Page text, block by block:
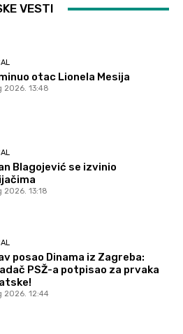
VESTI
otac Lionela Mesija
2026. 13:48
Blagojević se izvinio
2026. 13:18
posao Dinama iz Zagreba:
PSŽ-a potpisao za prvaka
2026. 12:44